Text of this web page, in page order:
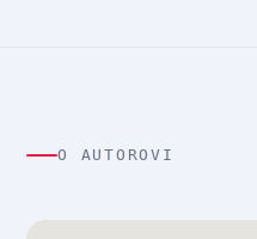
O AUTOROVI